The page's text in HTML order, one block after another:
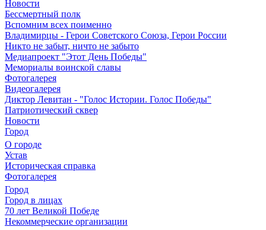
Новости
Бессмертный полк
Вспомним всех поименно
Владимирцы - Герои Советского Союза, Герои России
Никто не забыт, ничто не забыто
Медиапроект "Этот День Победы"
Мемориалы воинской славы
Фотогалерея
Видеогалерея
Диктор Левитан - "Голос Истории. Голос Победы"
Патриотический сквер
Новости
Город
О городе
Устав
Историческая справка
Фотогалерея
Город
Город в лицах
70 лет Великой Победе
Некоммерческие организации